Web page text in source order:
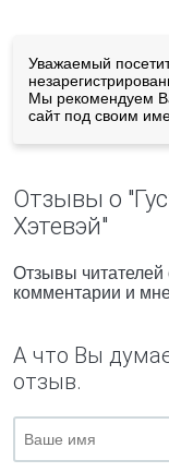
Уважаемый
Мы рекомендуем
сайт под своим
Отзывы о
Хэтевэй"
Отзывы читателей
комментарии и
А что Вы
отзыв.